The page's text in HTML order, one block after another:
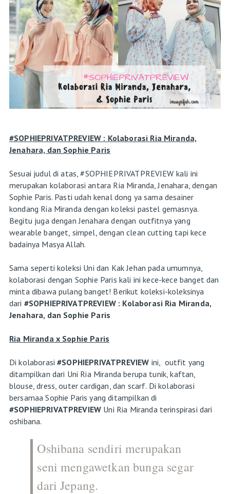
#SOPHIEPRIVATPREVIEW : Kolaborasi Ria Miranda,
Jenahara, dan Sophie Paris
Sesuai judul di atas, #SOPHIEPRIVATPREVIEW kali ini
merupakan kolaborasi antara Ria Miranda, Jenahara, dengan
Sophie Paris. Pasti udah kenal dong ya sama desainer
kondang Ria Miranda dengan koleksi pastel gemasnya.
Begitu juga dengan Jenahara dengan outfitnya yang
wearable banget, simpel, dengan clean cutting tapi kece
badainya Masya Allah.
Sama seperti koleksi Uni dan Kak Jehan pada umumnya,
kolaborasi dengan Sophie Paris kali ini kece-kece banget dan
minta dibawa pulang banget! Berikut koleksi-koleksinya
dari #SOPHIEPRIVATPREVIEW : Kolaborasi Ria Miranda,
Jenahara, dan Sophie Paris
Ria Miranda x Sophie Paris
Di kolaborasi#SOPHIEPRIVATPREVIEW ini,
outfit yang
ditampilkan dari Uni Ria Miranda berupa tunik, kaftan,
blouse, dress, outer cardigan, dan scarf. Di kolaborasi
bersamaa Sophie Paris yang ditampilkan di
#SOPHIEPRIVATPREVIEW Uni Ria Miranda terinspirasi dari
oshibana.
Oshibana sendiri merupakan
seni mengawetkan bunga segar
dari Jepang.